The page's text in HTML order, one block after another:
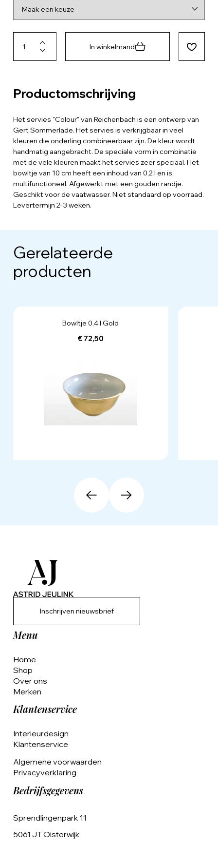
In winkelmand
Productomschrijving
Het servies "Colour" van Reichenbach is een ontwerp van
Gert Sommerlade. Het servies is verkrijgbaar in veel
kleuren die onderling combineerbaar zijn. De kleur wordt
handmatig aangebracht. De speciale vorm in combinatie
met de vele kleuren maakt het servies zeer speciaal. Het
bowltje van 10 cm heeft een inhoud van 0,2 l en is
multifunctioneel. Afgewerkt met een gouden randje.
Geschikt voor de vaatwasser. Niet standaard op voorraad.
Levertermijn 2-3 weken.
Gerelateerde
producten
Bowltje 0,4 l Gold
€ 72,50
Inschrijven nieuwsbrief
Menu
Home
Shop
Over ons
Merken
Klantenservice
Interieurdesign
Klantenservice
Algemene voorwaarden
Privacyverklaring
Bedrijfsgegevens
Sprendlingenpark 11
5061 JT Oisterwijk